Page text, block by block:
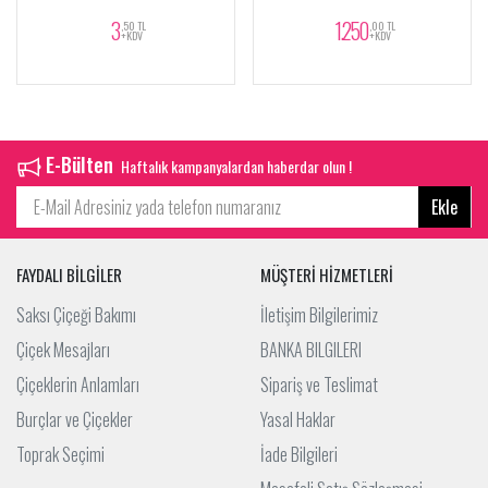
3 ,50 TL
+KDV 1.250,00 TL
+KDV
E-Bülten Haftalık kampanyalardan haberdar olun !
Ekle
FAYDALI BİLGİLER
Saksı Çiçeği Bakımı
Çiçek Mesajları
Çiçeklerin Anlamları
Burçlar ve Çiçekler
Toprak Seçimi
MÜŞTERİ HİZMETLERİ
İletişim Bilgilerimiz
BANKA BILGILERI
Sipariş ve Teslimat
Yasal Haklar
İade Bilgileri